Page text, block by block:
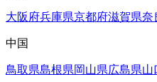
大阪府兵庫県京都府滋賀県奈
中国
鳥取県島根県岡山県広島県山